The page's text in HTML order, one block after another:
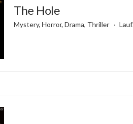
The Hole
Mystery, Horror, Drama, Thriller